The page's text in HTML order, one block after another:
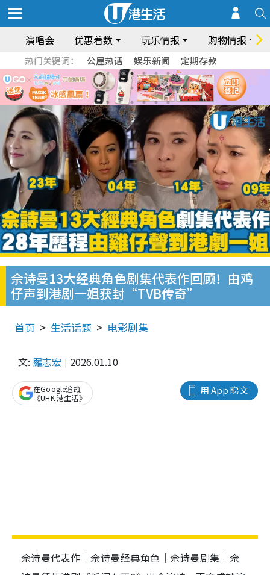
演唱会 优惠着数 玩乐情报 购物情报
热门关键词： 公屋热话 娱乐新闻 定期存款
佘诗曼13大经典角色剧集代表作回顾！由鸡
仔声到港剧一姐获封“TVB传奇”
首页 生活话题 电影剧集
文: 羅志宏 2026.01.10
用 App 睇文
在Google追蹤
《UHK 港生活》
佘诗曼代表作｜佘诗曼经典角色｜佘诗曼剧集｜佘